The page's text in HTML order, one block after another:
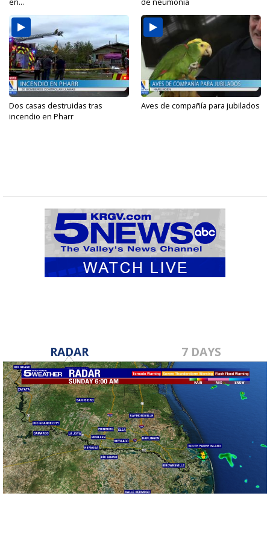
Dos casas destruidas tras
incendio en Pharr
Aves de compañía para jubilados
RADAR 7 DAYS